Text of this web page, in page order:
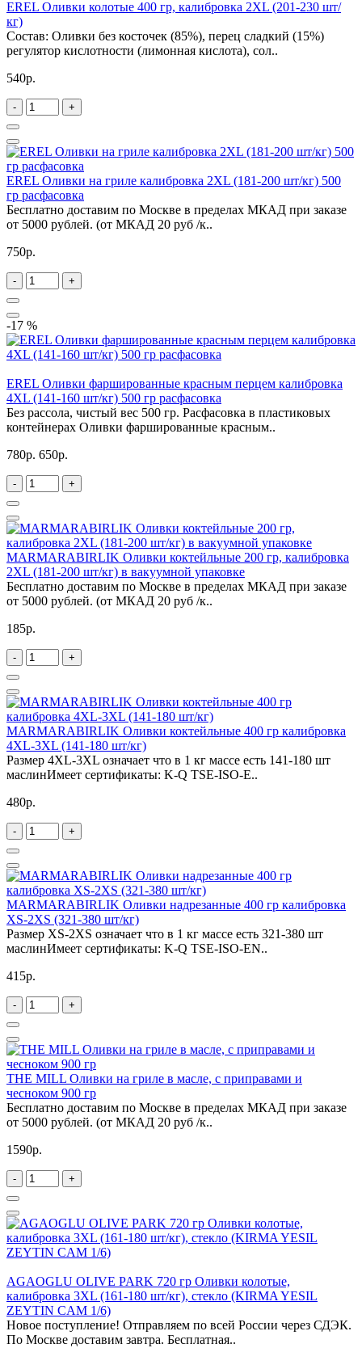
EREL Оливки колотые 400 гр, калибровка 2XL (201-230 шт/
кг)
Состав: Оливки без косточек (85%), перец сладкий (15%)
регулятор кислотности (лимонная кислота), сол..
540р.
- +
EREL Оливки на гриле калибровка 2XL (181-200 шт/кг) 500
гр расфасовка
Бесплатно доставим по Москве в пределах МКАД при заказе
от 5000 рублей. (от МКАД 20 руб /к..
750р.
- +
-17 %
EREL Оливки фаршированные красным перцем калибровка
4XL (141-160 шт/кг) 500 гр расфасовка
Без рассола, чистый вес 500 гр. Расфасовка в пластиковых
контейнерах Оливки фаршированные красным..
780р. 650р.
- +
MARMARABIRLIK Оливки коктейльные 200 гр, калибровка
2XL (181-200 шт/кг) в вакуумной упаковке
Бесплатно доставим по Москве в пределах МКАД при заказе
от 5000 рублей. (от МКАД 20 руб /к..
185р.
- +
MARMARABIRLIK Оливки коктейльные 400 гр калибровка
4XL-3XL (141-180 шт/кг)
Размер 4XL-3XL означает что в 1 кг массе есть 141-180 шт
маслинИмеет сертификаты: K-Q TSE-ISO-E..
480р.
- +
MARMARABIRLIK Оливки надрезанные 400 гр калибровка
XS-2XS (321-380 шт/кг)
Размер XS-2XS означает что в 1 кг массе есть 321-380 шт
маслинИмеет сертификаты: K-Q TSE-ISO-EN..
415р.
- +
THE MILL Оливки на гриле в масле, c приправами и
чесноком 900 гр
Бесплатно доставим по Москве в пределах МКАД при заказе
от 5000 рублей. (от МКАД 20 руб /к..
1590р.
- +
AGAOGLU OLIVE PARK 720 гр Оливки колотые,
калибровка 3XL (161-180 шт/кг), стекло (KIRMA YESIL
ZEYTIN CAM 1/6)
Новое поступление! Отправляем по всей России через СДЭК.
По Москве доставим завтра. Бесплатная..